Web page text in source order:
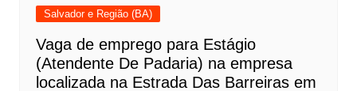
Salvador e Região (BA)
Vaga de emprego para Estágio
(Atendente De Padaria) na empresa
localizada na Estrada Das Barreiras em